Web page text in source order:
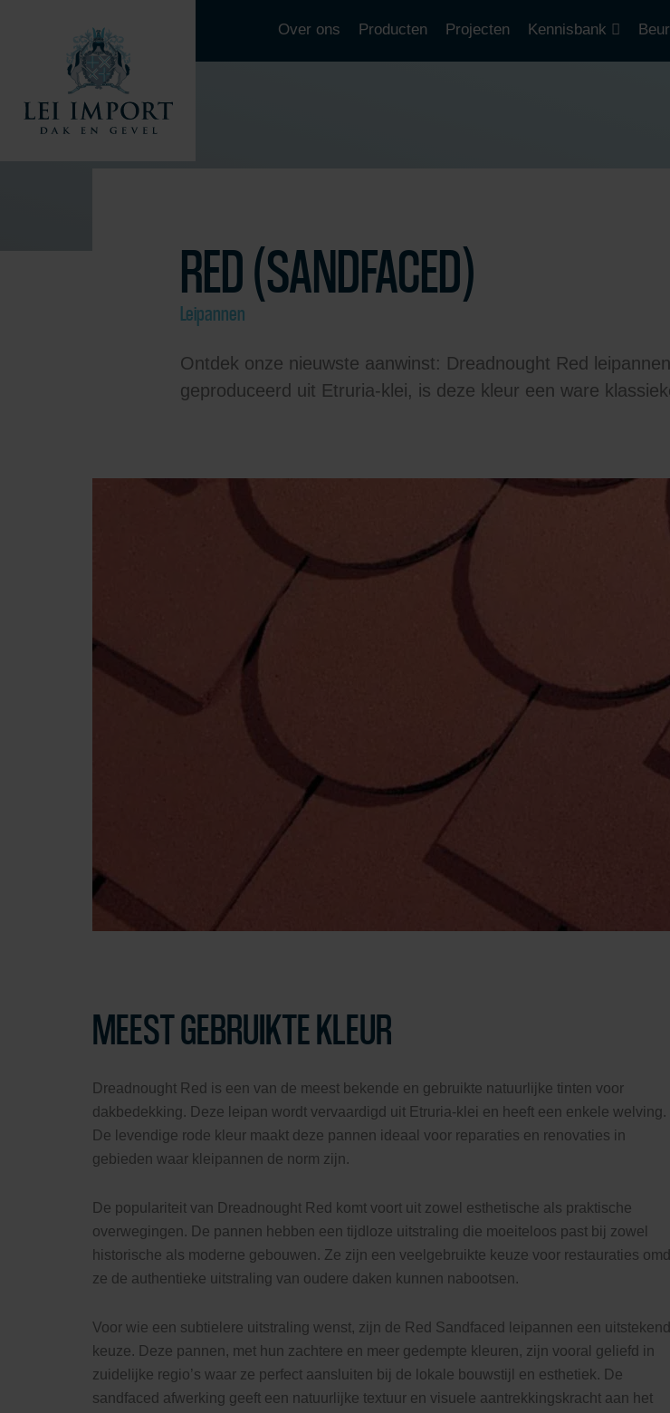
Over ons Producten Projecten Kennisbank
RED (SANDFACED)
Leipannen
Ontdek onze nieuwste aanwinst: Dreadnought Red
geproduceerd uit Etruria-klei, is deze kleur een ware
MEEST GEBRUIKTE KLEUR
Dreadnought Red is een van de meest bekende en gebruikte natuurlijke tinten voor
dakbedekking. Deze leipan wordt vervaardigd uit Etruria-klei en heeft een enkele welving.
De levendige rode kleur maakt deze pannen ideaal voor reparaties en renovaties in
gebieden waar kleipannen de norm zijn.
De populariteit van Dreadnought Red komt voort uit zowel esthetische als praktische
overwegingen. De pannen hebben een tijdloze uitstraling die moeiteloos past bij zowel
historische als moderne gebouwen. Ze zijn een veelgebruikte keuze voor restauraties
ze de authentieke uitstraling van oudere daken kunnen nabootsen.
Voor wie een subtielere uitstraling wenst, zijn de Red Sandfaced leipannen een
keuze. Deze pannen, met hun zachtere en meer gedempte kleuren, zijn vooral geliefd in
zuidelijke regio’s waar ze perfect aansluiten bij de lokale bouwstijl en esthetiek. De
sandfaced afwerking geeft een natuurlijke textuur en visuele aantrekkingskracht aan het